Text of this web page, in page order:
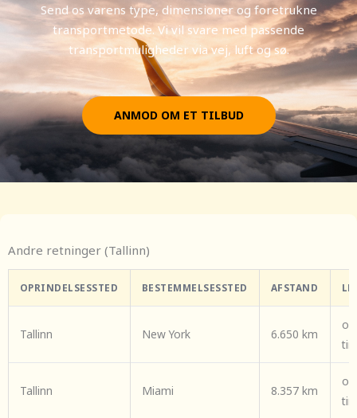
Send os varens type, dimensioner og foretrukne
transportmetode. Vi vil svare med passende
transportmuligheder via vej, luft og sø.
ANMOD OM ET TILBUD
Andre retninger (Tallinn)
OPRINDELSESSTED BESTEMMELSESSTED AFSTAND
Tallinn New York 6.650 km
Tallinn Miami 8.357 km